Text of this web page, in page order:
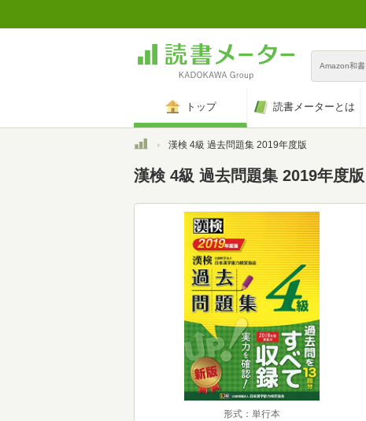
Amazon和書
トップ 読書メーターとは
トップ漢検 4級 過去問題集 2019年度版
漢検 4級 過去問題集 2019年度版
形式：単行本